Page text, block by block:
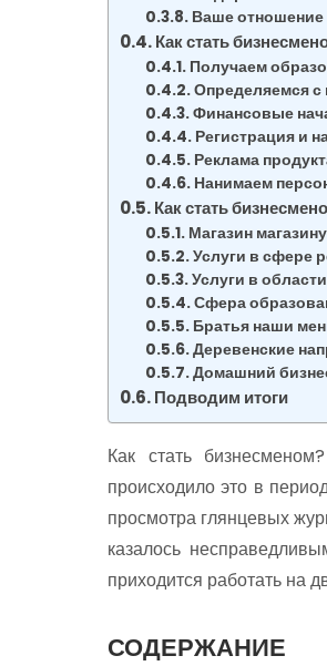
Ваше отношение
Как стать
Получаем
Определяемся с
Финансовые
Регистрация и
Реклама
Нанимаем
Как стать
Магазин
Услуги в сфере
Услуги в
Сфера
Братья наши
Деревенские
Домашний
Подводим итоги
Как стать
происходило это в
просмотра глянцевых
казалось
приходится работать на
СОДЕРЖАНИЕ